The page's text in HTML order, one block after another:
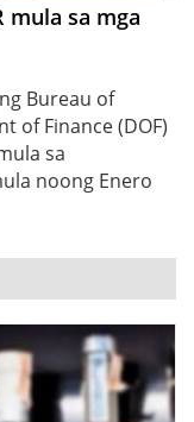
mula sa mga
Bureau of
of Finance (DOF)
sa
noong Enero